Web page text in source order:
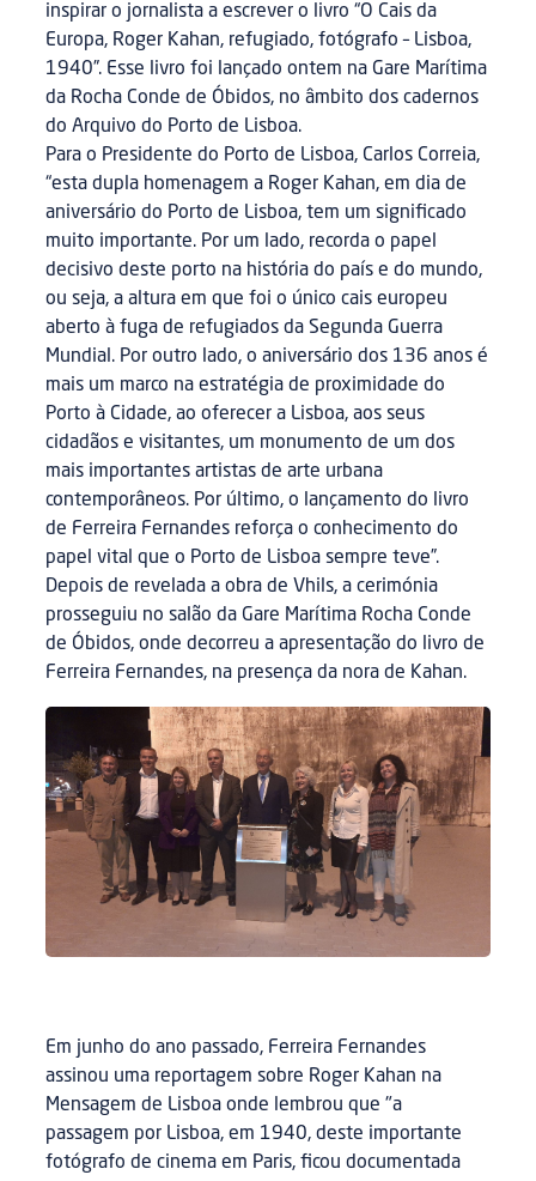
inspirar o jornalista a escrever o livro “O Cais da
Europa, Roger Kahan, refugiado, fotógrafo – Lisboa,
1940”. Esse livro foi lançado ontem na Gare Marítima
da Rocha Conde de Óbidos, no âmbito dos cadernos
do Arquivo do Porto de Lisboa.
Para o Presidente do Porto de Lisboa, Carlos Correia,
“esta dupla homenagem a Roger Kahan, em dia de
aniversário do Porto de Lisboa, tem um significado
muito importante. Por um lado, recorda o papel
decisivo deste porto na história do país e do mundo,
ou seja, a altura em que foi o único cais europeu
aberto à fuga de refugiados da Segunda Guerra
Mundial. Por outro lado, o aniversário dos 136 anos é
mais um marco na estratégia de proximidade do
Porto à Cidade, ao oferecer a Lisboa, aos seus
cidadãos e visitantes, um monumento de um dos
mais importantes artistas de arte urbana
contemporâneos. Por último, o lançamento do livro
de Ferreira Fernandes reforça o conhecimento do
papel vital que o Porto de Lisboa sempre teve”.
Depois de revelada a obra de Vhils, a cerimónia
prosseguiu no salão da Gare Marítima Rocha Conde
de Óbidos, onde decorreu a apresentação do livro de
Ferreira Fernandes, na presença da nora de Kahan.
Em junho do ano passado, Ferreira Fernandes
assinou uma reportagem sobre Roger Kahan na
Mensagem de Lisboa onde lembrou que "a
passagem por Lisboa, em 1940, deste importante
fotógrafo de cinema em Paris, ficou documentada